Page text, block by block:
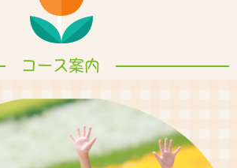
コース案内